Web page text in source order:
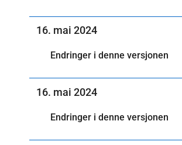
16. mai 2024
Endringer i denne versjonen
16. mai 2024
Endringer i denne versjonen